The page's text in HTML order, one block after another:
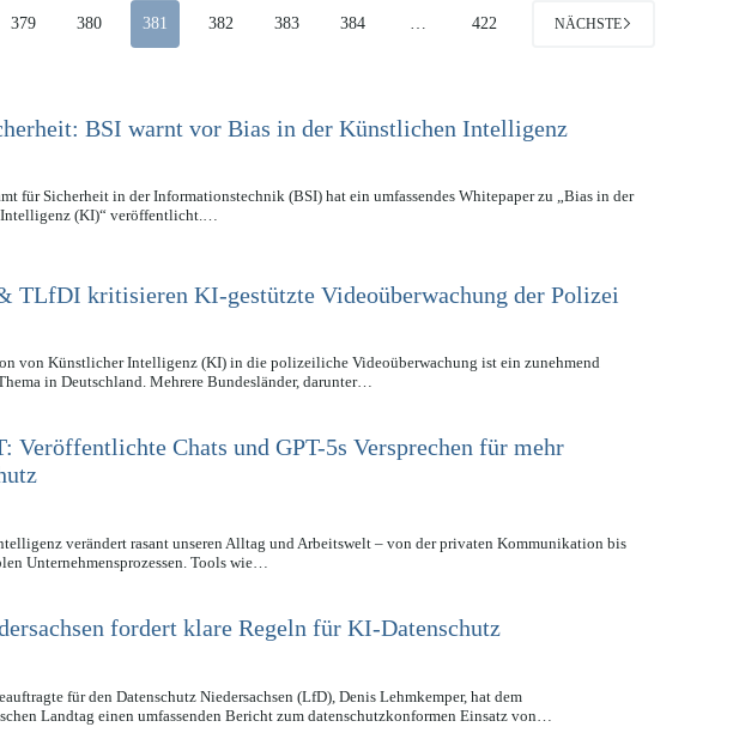
379 380 381 382 383 384 422 NÄCHSTE
BSI warnt vor Bias in der Künstlichen Intelligenz
für Sicherheit in der Informationstechnik (BSI) hat ein umfassendes Whitepaper zu „Bias in der
(KI)“ veröffentlicht.…
TLfDI kritisieren KI-gestützte Videoüberwachung der Polizei
von Künstlicher Intelligenz (KI) in die polizeiliche Videoüberwachung ist ein zunehmend
in Deutschland. Mehrere Bundesländer, darunter…
Veröffentlichte Chats und GPT-5s Versprechen für mehr
verändert rasant unseren Alltag und Arbeitswelt – von der privaten Kommunikation bis
Unternehmensprozessen. Tools wie…
fordert klare Regeln für KI-Datenschutz
für den Datenschutz Niedersachsen (LfD), Denis Lehmkemper, hat dem
Landtag einen umfassenden Bericht zum datenschutzkonformen Einsatz von…